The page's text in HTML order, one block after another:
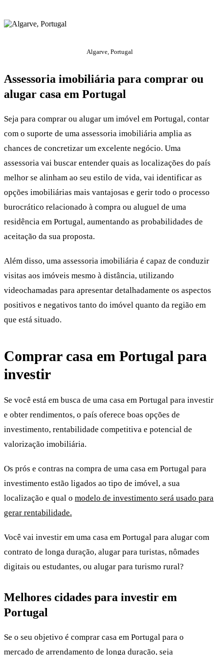
Algarve, Portugal
Assessoria imobiliária para comprar ou
alugar casa em Portugal
Seja para comprar ou alugar um imóvel em Portugal, contar
com o suporte de uma assessoria imobiliária amplia as
chances de concretizar um excelente negócio. Uma
assessoria vai buscar entender quais as localizações do país
melhor se alinham ao seu estilo de vida, vai identificar as
opções imobiliárias mais vantajosas e gerir todo o processo
burocrático relacionado à compra ou aluguel de uma
residência em Portugal, aumentando as probabilidades de
aceitação da sua proposta.
Além disso, uma assessoria imobiliária é capaz de conduzir
visitas aos imóveis mesmo à distância, utilizando
videochamadas para apresentar detalhadamente os aspectos
positivos e negativos tanto do imóvel quanto da região em
que está situado.
Comprar casa em Portugal para
investir
Se você está em busca de uma casa em Portugal para investir
e obter rendimentos, o país oferece boas opções de
investimento, rentabilidade competitiva e potencial de
valorização imobiliária.
Os prós e contras na compra de uma casa em Portugal para
investimento estão ligados ao tipo de imóvel, a sua
localização e qual o modelo de investimento será usado para
gerar rentabilidade.
Você vai investir em uma casa em Portugal para alugar com
contrato de longa duração, alugar para turistas, nômades
digitais ou estudantes, ou alugar para turismo rural?
Melhores cidades para investir em
Portugal
Se o seu objetivo é comprar casa em Portugal para o
mercado de arrendamento de longa duração, seja